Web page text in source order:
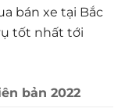
bán xe tại Bắc
tốt nhất tới
bản 2022